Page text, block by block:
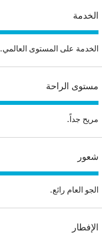
الخدمة
الخدمة على المستوى العالمي.
مستوى الراحة
مريح جداً.
شعور
الجو العام رائع.
الإفطار